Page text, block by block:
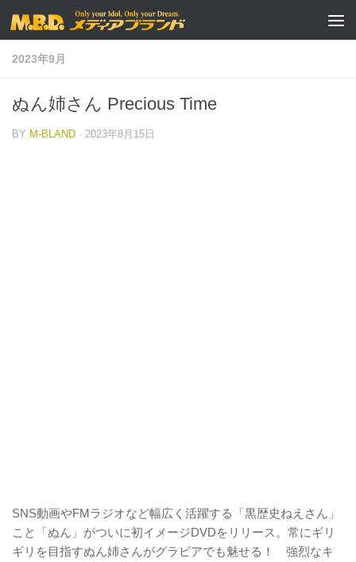
コンテンツへスキップ
2023年9月
ぬん姉さん Precious Time
BY M-BLAND · 2023年8月15日
SNS動画やFMラジオなど幅広く活躍する「黒歴史ねえさん」
こと「ぬん」がついに初イメージDVDをリリース。常にギリ
ギリを目指すぬん姉さんがグラビアでも魅せる！ 強烈なキ